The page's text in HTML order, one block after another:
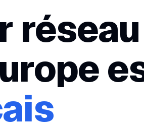
réseau